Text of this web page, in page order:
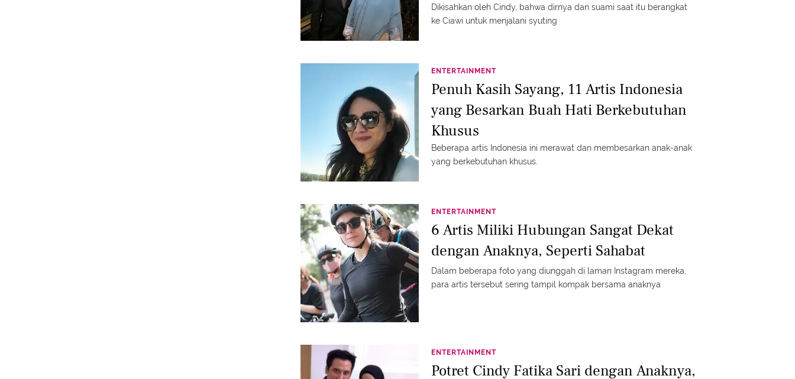
Dikisahkan oleh Cindy, bahwa dirnya dan suami saat itu berangkat
ke Ciawi untuk menjalani syuting
ENTERTAINMENT
Penuh Kasih Sayang, 11 Artis Indonesia
yang Besarkan Buah Hati Berkebutuhan
Khusus
Beberapa artis Indonesia ini merawat dan membesarkan anak-anak
yang berkebutuhan khusus.
ENTERTAINMENT
6 Artis Miliki Hubungan Sangat Dekat
dengan Anaknya, Seperti Sahabat
Dalam beberapa foto yang diunggah di laman Instagram mereka,
para artis tersebut sering tampil kompak bersama anaknya
ENTERTAINMENT
Potret Cindy Fatika Sari dengan Anaknya,